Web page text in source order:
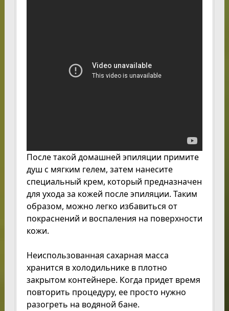
После такой домашней эпиляции примите
душ с мягким гелем, затем нанесите
специальный крем, который предназначен
для ухода за кожей после эпиляции. Таким
образом, можно легко избавиться от
покраснений и воспаления на поверхности
кожи.
Неиспользованная сахарная масса
хранится в холодильнике в плотно
закрытом контейнере. Когда придет время
повторить процедуру, ее просто нужно
разогреть на водяной бане.